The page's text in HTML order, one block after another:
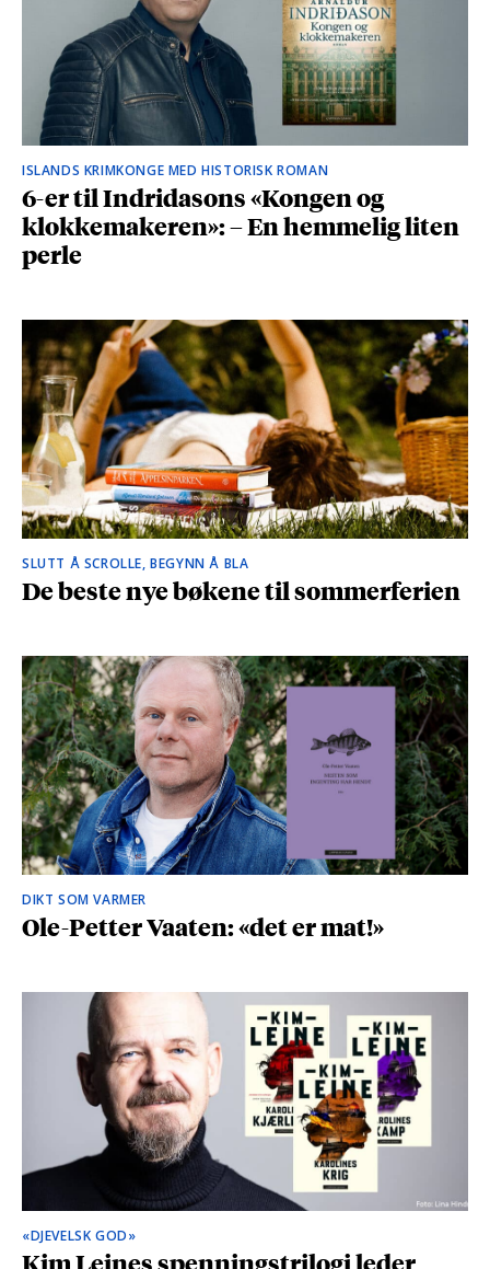
ISLANDS KRIMKONGE MED HISTORISK ROMAN
6-er til Indridasons «Kongen og
klokkemakeren»: – En hemmelig liten
perle
SLUTT Å SCROLLE, BEGYNN Å BLA
De beste nye bøkene til sommerferien
DIKT SOM VARMER
Ole-Petter Vaaten: «det er mat!»
«DJEVELSK GOD»
Kim Leines spenningstrilogi leder